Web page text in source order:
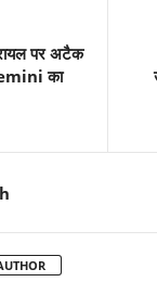
पर अटैक
का